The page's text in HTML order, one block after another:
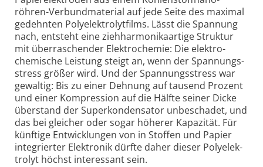
röhren-Verbund­material auf jede Seite des maxi­mal
gedehn­ten Poly­elek­tro­lyt­films. Lässt die Spannung
nach, entsteht eine ziehharmonikaartige Struktur
mit überraschender Elektrochemie: Die elektro­
chemische Leistung steigt an, wenn der Spannungs­
stress größer wird. Und der Spannungs­stress war
gewaltig: Bis zu einer Dehnung auf tausend Prozent
und einer Kom­pres­sion auf die Hälfte seiner Dicke
über­stand der Super­konden­sator unbe­schadet, und
das bei gleicher oder sogar höherer Kapa­zität. Für
künftige Ent­wick­lungen von in Stoffen und Papier
inte­grierter Elek­tronik dürfte daher dieser Poly­elek­
tro­lyt höchst interessant sein.